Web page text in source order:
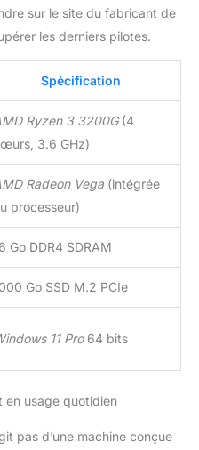
sur le site du fabricant de
les derniers pilotes.
Spécification
Ryzen 3 3200G(4
3.6 GHz)
Radeon Vega (intégrée
processeur)
Go DDR4 SDRAM
Go SSD M.2 PCIe
11 Pro64 bits
en usage quotidien
pas d’une machine conçue